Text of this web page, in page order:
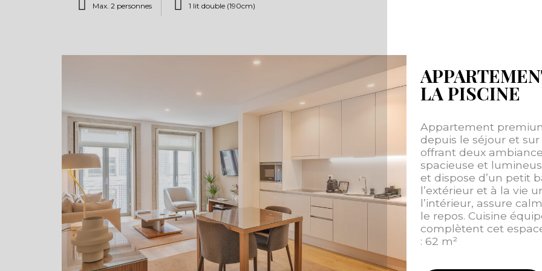
Max. 2 personnes 1 lit double (190cm)
LA PISCINE
Appartement
depuis le séjour et
offrant deux
spacieuse et
et dispose d’un petit
l’extérieur et à la vie
l’intérieur, assure
le repos. Cuisine
complètent cet
: 62 m²